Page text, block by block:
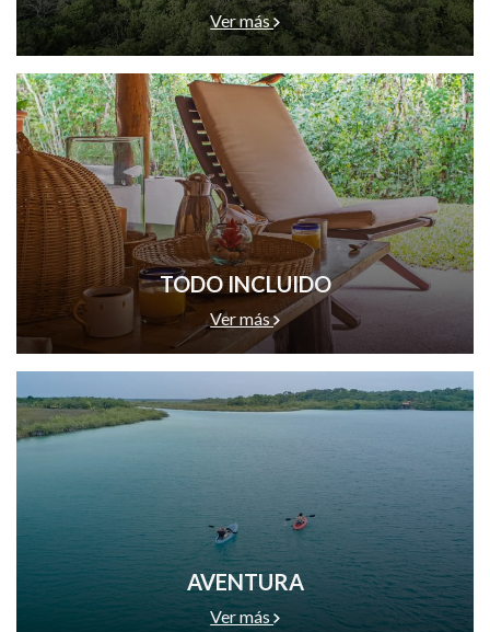
Nuestras excursiones están diseñadas para todos los niveles
de experiencia y buscan inspirarte, aunque un nivel moderado
de condición física ayuda a disfrutar cada momento al
máximo.
Da el paso. Reserva tu viaje. Deja que la naturaleza te
recuerde quién eres.
Opens in a new tab.
Ver más
TODO INCLUIDO
Ver más
AVENTURA
Ver más